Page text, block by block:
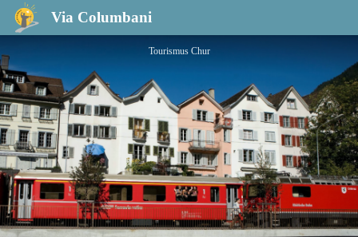
Via Columbani
Tourisme Chur
Tourismus Chur